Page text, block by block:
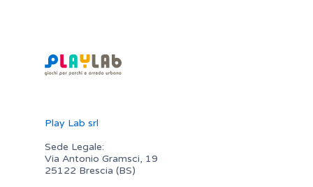
Play Lab srl
Sede Legale:
Via Antonio Gramsci, 19
25122 Brescia (BS)